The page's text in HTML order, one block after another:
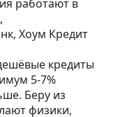
работают в
Хоум Кредит
кредиты
5-7%
Беру из
физики,